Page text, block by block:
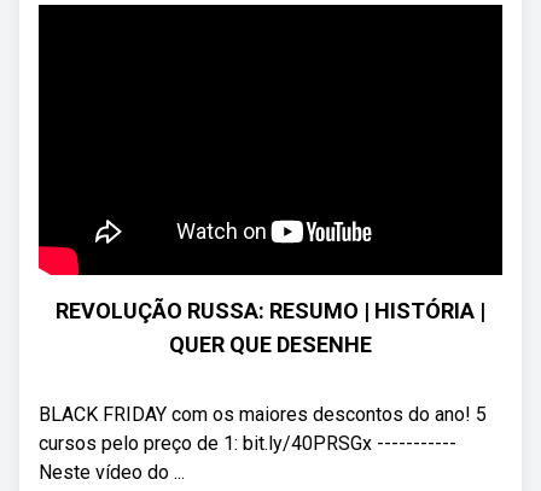
REVOLUÇÃO RUSSA: RESUMO | HISTÓRIA |
QUER QUE DESENHE
BLACK FRIDAY com os maiores descontos do ano! 5
cursos pelo preço de 1: bit.ly/40PRSGx -----------
Neste vídeo do ...